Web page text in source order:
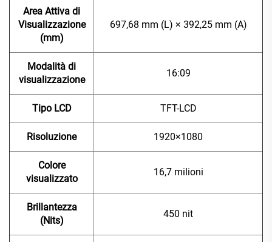
Area Attiva di
Visualizzazione
(mm)
697,68 mm (L) × 392,25 mm (A)
Modalità di
visualizzazione
16:09
Tipo LCD TFT-LCD
Risoluzione 1920×1080
Colore
visualizzato
16,7 milioni
Brillantezza
(Nits)
450 nit